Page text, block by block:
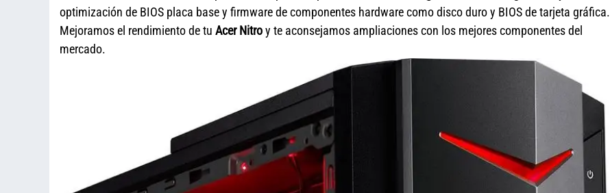
optimización de BIOS placa base y firmware de componentes hardware como disco duro y BIOS de tarjeta gráfica.
Mejoramos el rendimiento de tu Acer Nitroy te aconsejamos ampliaciones con los mejores componentes del
mercado.